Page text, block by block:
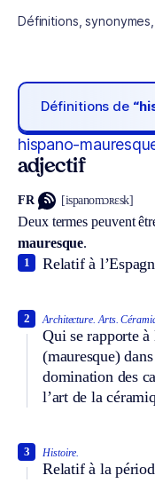
Définitions,
Définitions de
hispano-
adjectif
FR [ispanomɔʀɛsk]
Deux termes peuvent
mauresque.
Relatif à
1
Architecture. Arts.
Qui se rapporte
(mauresque)
domination des
l’art de la
2
Histoire.
Relatif à la
3